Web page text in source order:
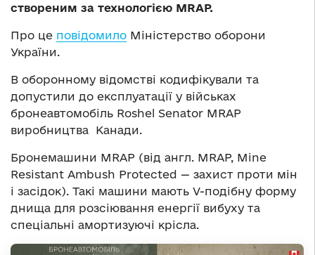
створеним за технологією MRAP.
Про це повідомило Міністерство оборони
України.
В оборонному відомстві кодифікували та
допустили до експлуатації у військах
бронеавтомобіль Roshel Senator MRAP
виробництва Канади.
Бронемашини MRAP (від англ. MRAP, Mine
Resistant Ambush Protected — захист проти мін
і засідок). Такі машини мають V-подібну форму
днища для розсіювання енергії вибуху та
спеціальні амортизуючі крісла.